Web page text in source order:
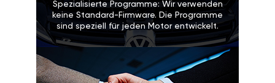
Spezialisierte Programme: Wir verwenden
keine Standard-Firmware. Die Programme
sind speziell für jeden Motor entwickelt.